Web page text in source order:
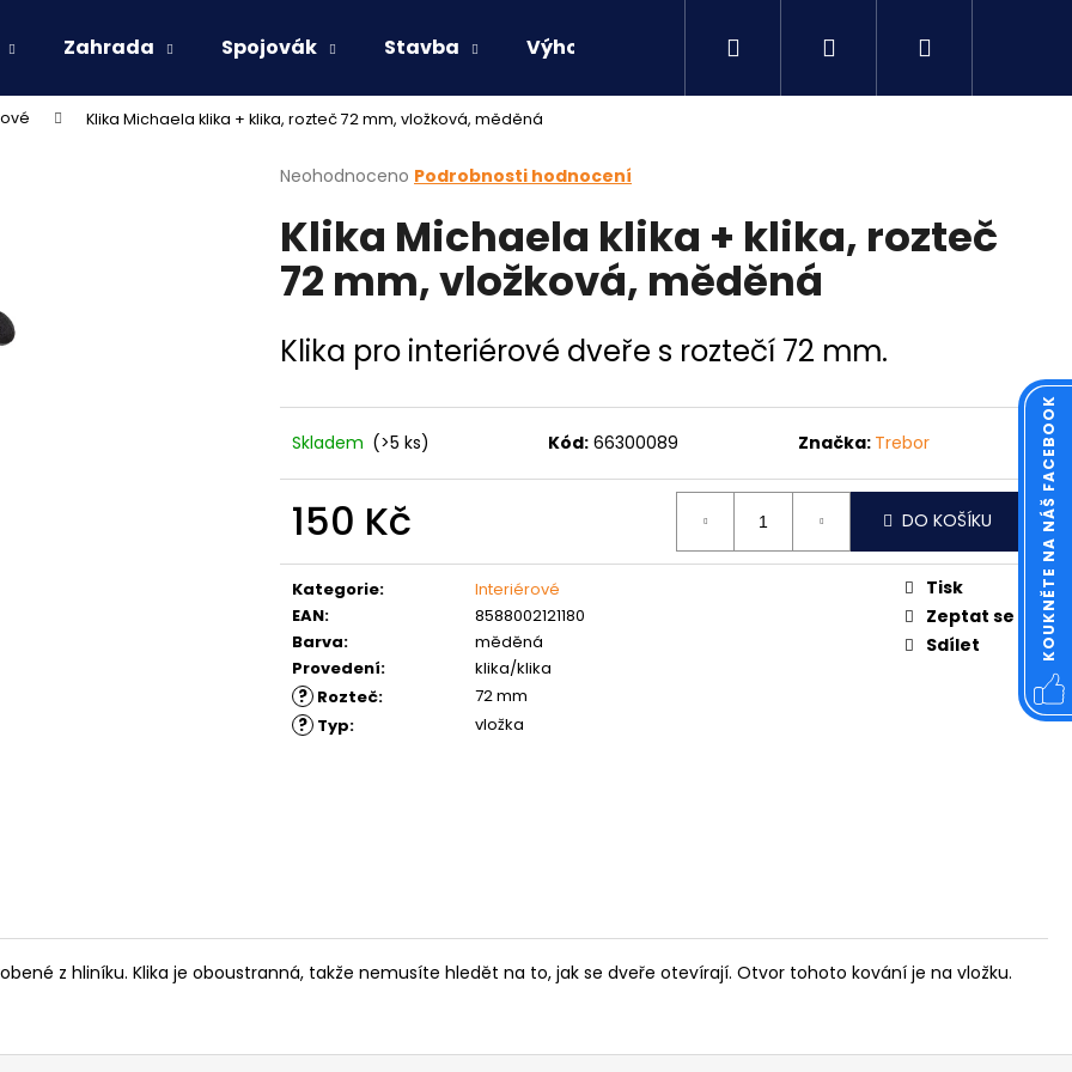
Zahrada Spojovák Stavba Výhodné sety Kontakty Přihlášení
Klika Michaela klika + klika, rozteč 72 mm, vložková, měděná
Průměrné
produktu
je
0,0
z
hvězdiček.
Neohodnoceno Podrobnosti hodnocení
Klika Michaela klika + klika, rozteč
72 mm, vložková, měděná
Klika pro interiérové dveře s roztečí 72 mm.
Skladem (>5 ks) Kód: 66300089 Značka: Trebor
150 Kč
cena:
DO KOŠÍKU
Kategorie:
Interiérové
EAN:
8588002121180
Barva:
měděná
Provedení: klika/klika
? Rozteč: 72 mm
? Typ: vložka
Tisk
Zeptat se
Sdílet
z hliníku. Klika je oboustranná, takže nemusíte hledět na to, jak se dveře otevírají. Otvor tohoto kování je na vložku.
Co potřebujete najít?
HLEDAT
MATICE ŠESTIHRANNÁ PRODLOUŽENÁ
PODLOŽKA PÉROVÁ ČTVERCOVÁ NEREZ
0,10 Kč
KOUKNĚTE NA NÁŠ FACEBOOK